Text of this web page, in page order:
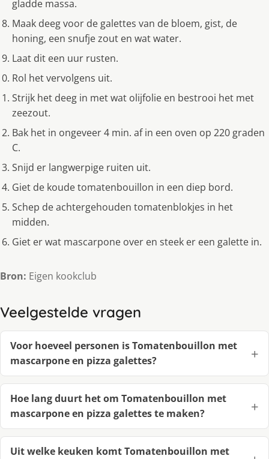
gladde massa.
Maak deeg voor de galettes van de bloem, gist, de
honing, een snufje zout en wat water.
Laat dit een uur rusten.
Rol het vervolgens uit.
Strijk het deeg in met wat olijfolie en bestrooi het met
zeezout.
Bak het in ongeveer 4 min. af in een oven op 220 graden
C.
Snijd er langwerpige ruiten uit.
Giet de koude tomatenbouillon in een diep bord.
Schep de achtergehouden tomatenblokjes in het
midden.
Giet er wat mascarpone over en steek er een galette in.
Bron: Eigen kookclub
Veelgestelde vragen
Voor hoeveel personen is Tomatenbouillon met
mascarpone en pizza galettes?
Hoe lang duurt het om Tomatenbouillon met
mascarpone en pizza galettes te maken?
Uit welke keuken komt Tomatenbouillon met